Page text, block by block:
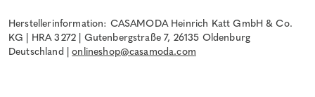
Herstellerinformation: CASAMODA Heinrich Katt GmbH & Co.
KG | HRA 3272 | Gutenbergstraße 7, 26135 Oldenburg
Deutschland |onlineshop@casamoda.com